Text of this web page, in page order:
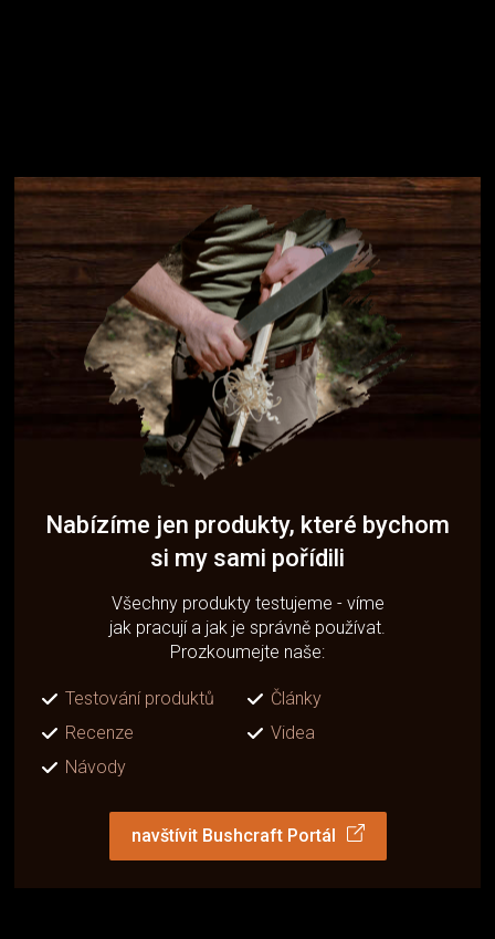
Nabízíme jen produkty, které bychom
si my sami pořídili
Všechny produkty testujeme - víme
jak pracují a jak je správně používat.
Prozkoumejte naše:
Testování produktů
Články
Recenze
Videa
Návody
navštívit Bushcraft Portál